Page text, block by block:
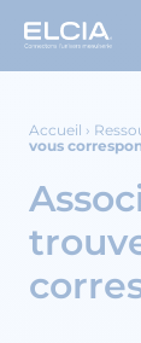
Accueil ›
vous